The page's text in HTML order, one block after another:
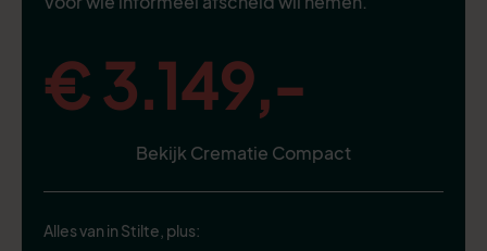
€ 3.149,-
Bekijk Crematie Compact
Alles van in Stilte, plus: